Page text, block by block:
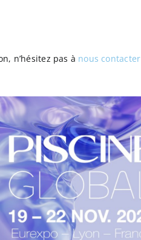
n’hésitez pas à nous contacter